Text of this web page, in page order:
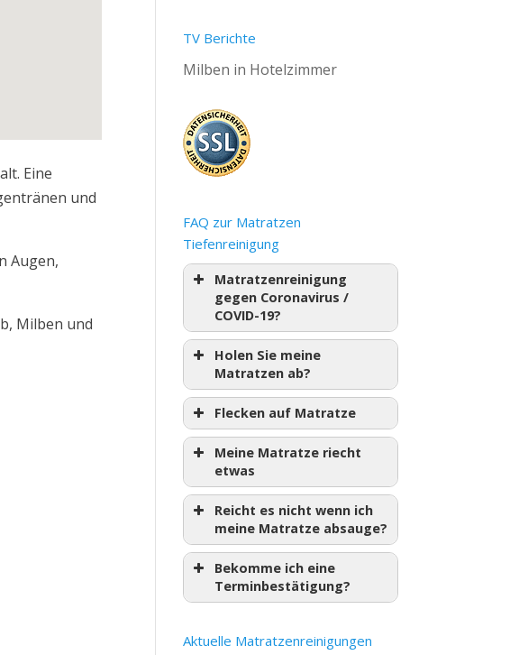
Eine
und
Augen,
Milben und
TV Berichte
Milben in Hotelzimmer
FAQ zur Matratzen
Tiefenreinigung
Matratzenreinigung
gegen Coronavirus /
COVID-19?
Holen Sie meine
Matratzen ab?
Flecken auf Matratze
Meine Matratze riecht
etwas
Reicht es nicht wenn ich
meine Matratze absauge?
Bekomme ich eine
Terminbestätigung?
Aktuelle Matratzenreinigungen